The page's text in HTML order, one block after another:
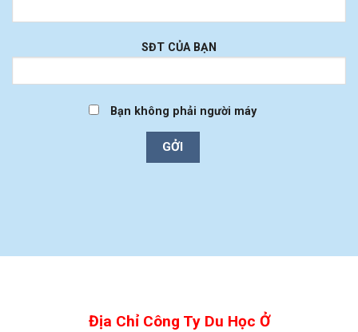
SĐT CỦA BẠN
Bạn không phải người máy
Địa Chỉ Công Ty Du Học Ở